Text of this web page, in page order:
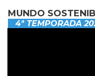
MUNDO
4ª TEMPORADA